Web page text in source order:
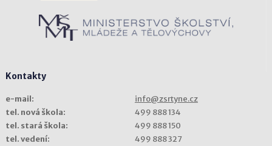
Kontakty
e-mail:
info@zsrtyne.cz
tel. nová škola:
499 888 134
tel. stará škola:
499 888 150
tel. vedení:
499 888 327